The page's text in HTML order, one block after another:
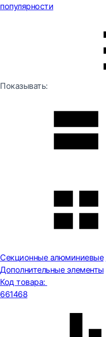
популярности
Показывать:
Секционные алюминиевые
Дополнительные элементы
Код товара:
661468